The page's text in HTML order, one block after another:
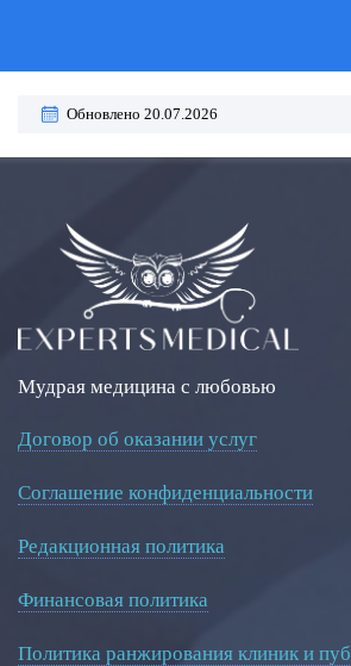
Обновлено 20.07.2026
Мудрая медицина с любовью
Договор об оказании услуг
Соглашение конфиденциальности
Редакционная политика
Финансовая политика
Политика ранжирования клиник и